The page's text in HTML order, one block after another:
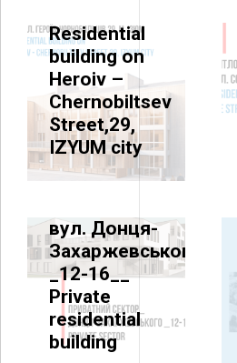
Residential
building on
Heroiv –
Chernobiltsev
Street,29,
IZYUM city
SOCIAL HOUSING
COMPLEX
Приватна
житлова
вул. Донця-
Захаржевського
_12-16__
Private
residential
building
HOUSING STOCK
Житлові
будинки по